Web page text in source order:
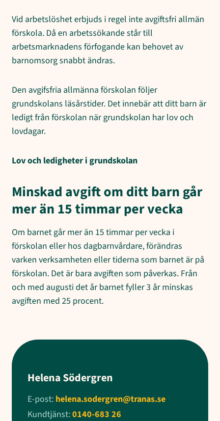
Vid arbetslöshet erbjuds i regel inte avgiftsfri allmän
förskola. Då en arbetssökande står till
arbetsmarknadens förfogande kan behovet av
barnomsorg snabbt ändras.
Den avgifsfria allmänna förskolan följer
grundskolans läsårstider. Det innebär att ditt barn är
ledigt från förskolan när grundskolan har lov och
lovdagar.
Lov och ledigheter i grundskolan
Minskad avgift om ditt barn går
mer än 15 timmar per vecka
Om barnet går mer än 15 timmar per vecka i
förskolan eller hos dagbarnvårdare, förändras
varken verksamheten eller tiderna som barnet är på
förskolan. Det är bara avgiften som påverkas. Från
och med augusti det år barnet fyller 3 år minskas
avgiften med 25 procent.
Helena Södergren
E-post: helena.sodergren@tranas.se
Kundtjänst:0140-683 26